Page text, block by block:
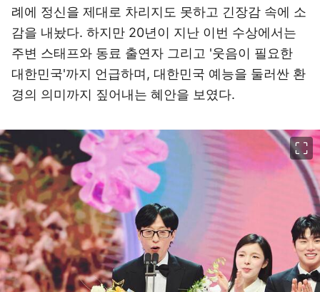
례에 정신을 제대로 차리지도 못하고 긴장감 속에 소
감을 내놨다. 하지만 20년이 지난 이번 수상에서는
주변 스태프와 동료 출연자 그리고 '웃음이 필요한
대한민국'까지 언급하며, 대한민국 예능을 둘러싼 환
경의 의미까지 짚어내는 혜안을 보였다.